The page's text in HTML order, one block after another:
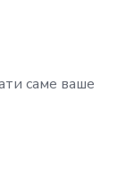
саме ваше